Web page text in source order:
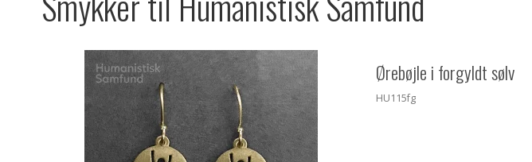
Ørebøjle i forgyldt sølv
HU115fg